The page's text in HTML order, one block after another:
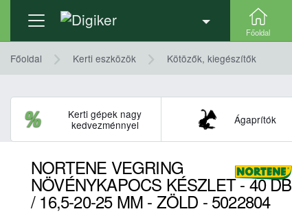
Főoldal
Főoldal Kerti eszközök Kötözők, kiegészítők
Kerti gépek nagy
kedvezménnyel
Ágaprítók
NORTENE VEGRING
NÖVÉNYKAPOCS KÉSZLET - 40 DB
/ 16,5-20-25 MM - ZÖLD - 5022804
Termék adatlap Részletek, technikai adatok